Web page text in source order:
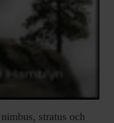
stratus och